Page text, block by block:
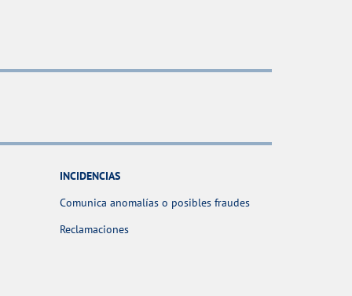
INCIDENCIAS
Comunica anomalías o posibles fraudes
Reclamaciones